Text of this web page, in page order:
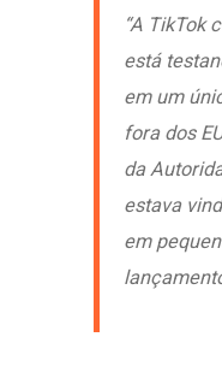
“A TikTok
está
em um
fora dos
da
estava
em